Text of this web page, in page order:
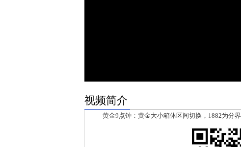
视频简介
黄金9点钟：黄金大小箱体区间切换，1882为分界